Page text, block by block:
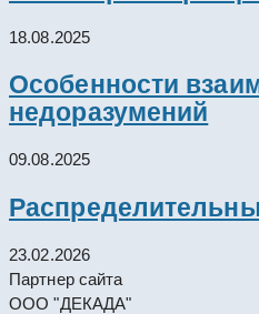
18.08.2025
Особенности
недоразумений
09.08.2025
23.02.2026
Партнер сайта
ООО "ДЕКАДА"